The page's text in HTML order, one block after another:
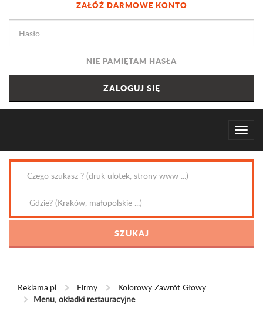
ZAŁÓŻ DARMOWE KONTO
NIE PAMIĘTAM HASŁA
Reklama.pl Firmy
Kolorowy Zawrót Głowy
Menu, okładki restauracyjne